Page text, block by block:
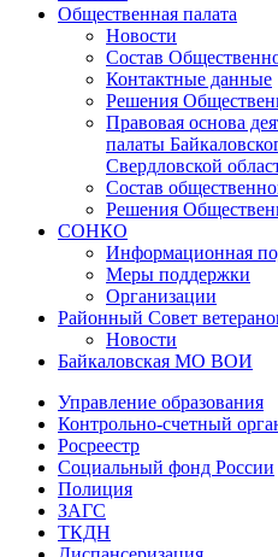
Общественная палата
Новости
Состав
Контактные данные
Решения
Правовая основа
палаты
Свердловской
Состав
Решения
СОНКО
Информационная
Меры поддержки
Организации
Районный Совет
Новости
Байкаловская МО ВОИ
Управление образования
Контрольно-счетный
Росреестр
Социальный фонд России
Полиция
ЗАГС
ТКДН